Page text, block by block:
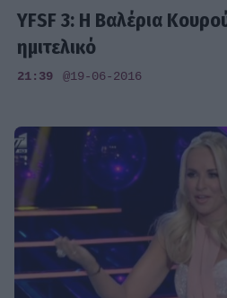
YFSF 3: Η Βαλέρια
ημιτελικό
21:39 @19-06-2016